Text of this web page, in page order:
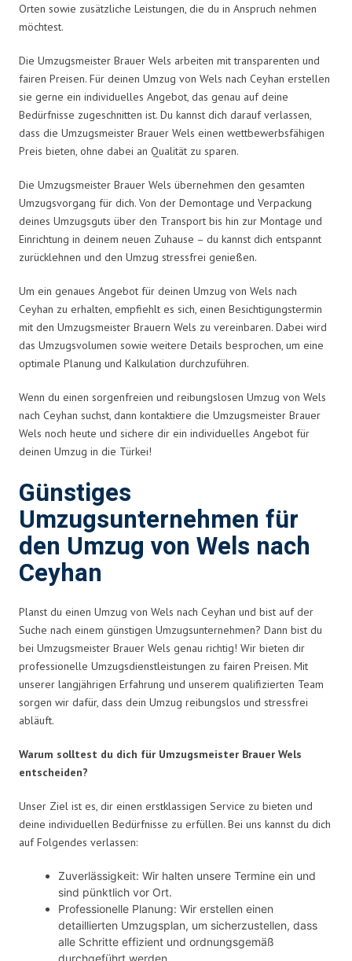
Orten sowie zusätzliche Leistungen, die du in Anspruch nehmen
möchtest.
Die Umzugsmeister Brauer Wels arbeiten mit transparenten und
fairen Preisen. Für deinen Umzug von Wels nach Ceyhan erstellen
sie gerne ein individuelles Angebot, das genau auf deine
Bedürfnisse zugeschnitten ist. Du kannst dich darauf verlassen,
dass die Umzugsmeister Brauer Wels einen wettbewerbsfähigen
Preis bieten, ohne dabei an Qualität zu sparen.
Die Umzugsmeister Brauer Wels übernehmen den gesamten
Umzugsvorgang für dich. Von der Demontage und Verpackung
deines Umzugsguts über den Transport bis hin zur Montage und
Einrichtung in deinem neuen Zuhause – du kannst dich entspannt
zurücklehnen und den Umzug stressfrei genießen.
Um ein genaues Angebot für deinen Umzug von Wels nach
Ceyhan zu erhalten, empfiehlt es sich, einen Besichtigungstermin
mit den Umzugsmeister Brauern Wels zu vereinbaren. Dabei wird
das Umzugsvolumen sowie weitere Details besprochen, um eine
optimale Planung und Kalkulation durchzuführen.
Wenn du einen sorgenfreien und reibungslosen Umzug von Wels
nach Ceyhan suchst, dann kontaktiere die Umzugsmeister Brauer
Wels noch heute und sichere dir ein individuelles Angebot für
deinen Umzug in die Türkei!
Günstiges
Umzugsunternehmen für
den Umzug von Wels nach
Ceyhan
Planst du einen Umzug von Wels nach Ceyhan und bist auf der
Suche nach einem günstigen Umzugsunternehmen? Dann bist du
bei Umzugsmeister Brauer Wels genau richtig! Wir bieten dir
professionelle Umzugsdienstleistungen zu fairen Preisen. Mit
unserer langjährigen Erfahrung und unserem qualifizierten Team
sorgen wir dafür, dass dein Umzug reibungslos und stressfrei
abläuft.
Warum solltest du dich für Umzugsmeister Brauer Wels
entscheiden?
Unser Ziel ist es, dir einen erstklassigen Service zu bieten und
deine individuellen Bedürfnisse zu erfüllen. Bei uns kannst du dich
auf Folgendes verlassen:
Zuverlässigkeit: Wir halten unsere Termine ein und
sind pünktlich vor Ort.
Professionelle Planung: Wir erstellen einen
detaillierten Umzugsplan, um sicherzustellen, dass
alle Schritte effizient und ordnungsgemäß
durchgeführt werden.